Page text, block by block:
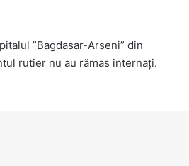
”Bagdasar-Arseni” din
rutier nu au rămas internaţi.